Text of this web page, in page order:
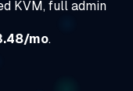
KVM, full admin
mo.